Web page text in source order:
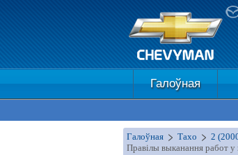
Галоўная
Галоўная Тахо 2
Правілы выканання работ